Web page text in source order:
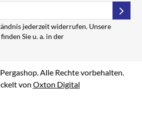
jederzeit widerrufen. Unsere
Sie u. a. in der
Alle Rechte vorbehalten.
von Oxton Digital